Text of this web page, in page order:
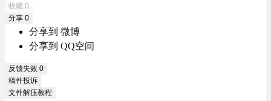
收藏 0
分享 0
分享到 微博
分享到 QQ空间
反馈失效 0
稿件投诉
文件解压教程